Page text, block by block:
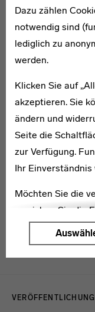
Dazu zählen
notwendig sind
lediglich zu
werden.
Klicken Sie auf
akzeptieren. Sie
ändern und
Seite die
zur Verfügung.
Ihr
Möchten Sie die
erreichen Sie die
"Auswählen".
Franz Frahm-
1898–1990
Lawrence H.
1908–1996